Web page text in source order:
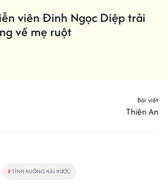
viên Đinh Ngọc Diệp trải
về mẹ ruột
Bài viết
Thiên An
#TÌNH HUỐNG HÀI HƯỚC